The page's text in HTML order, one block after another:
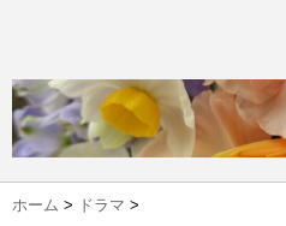
ホーム > ドラマ >